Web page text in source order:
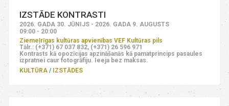
IZSTĀDE KONTRASTI
2026. GADA 30. JŪNIJS - 2026. GADA 9. AUGUSTS
09:00 - 20:00
Ziemeļrīgas kultūras apvienības VEF Kultūras pils
Tālr.: (+371) 67 037 832, (+371) 26 596 971
Kontrasts kā opozīcijas apzināšanās kā pamatprincips pasaules
izpratnei caur fotogrāfiju. Ieeja bez maksas.
KULTŪRA
IZSTĀDES